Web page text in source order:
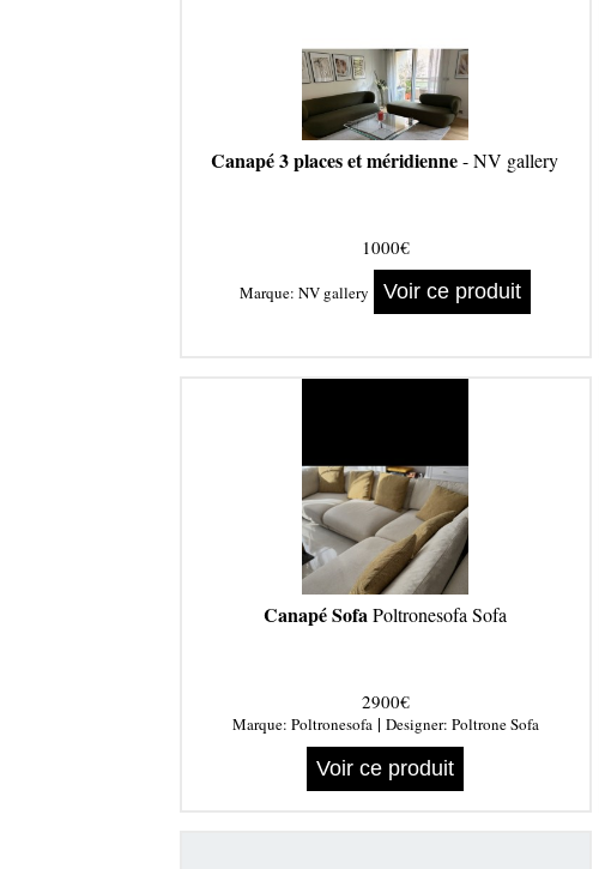
Canapé 3 places et méridienne- NV gallery
1000€
Marque: NV gallery Voir ce produit
Canapé SofaPoltronesofa Sofa
2900€
Marque: Poltronesofa| Designer: Poltrone Sofa
Voir ce produit